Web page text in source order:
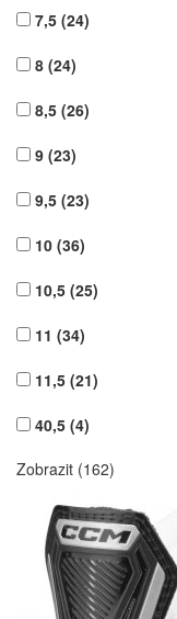
7,5 (24)
8 (24)
8,5 (26)
9 (23)
9,5 (23)
10 (36)
10,5 (25)
11 (34)
11,5 (21)
40,5 (4)
Zobrazit (162)